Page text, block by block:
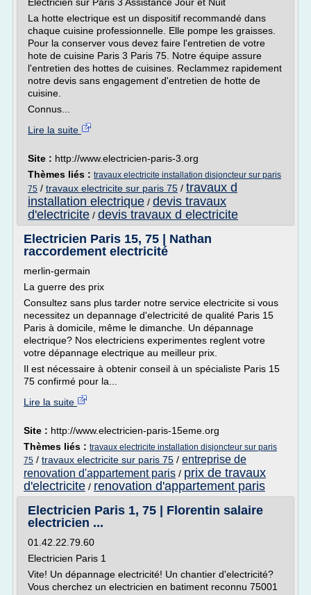
La hotte electrique est un dispositif recommandé dans
chaque cuisine professionnelle. Elle pompe les graisses.
Pour la conserver vous devez faire l'entretien de votre
hote de cuisine Paris 3 Paris 75. Notre équipe assure
l'entretien des hottes de cuisines. Reclammez rapidement
notre devis sans engagement d'entretien de hotte de
cuisine.
Connus...
Lire la suite
Site : http://www.electricien-paris-3.org
Thèmes liés : travaux electricite installation disjoncteur sur paris
75 / travaux electricite sur paris 75 / travaux d
installation electrique / devis travaux
d'electricite / devis travaux d electricite
Electricien Paris 15, 75 | Nathan
raccordement electricité
merlin-germain
La guerre des prix
Consultez sans plus tarder notre service electricite si vous
necessitez un depannage d'electricité de qualité Paris 15
Paris à domicile, même le dimanche. Un dépannage
electrique? Nos electriciens experimentes reglent votre
votre dépannage electrique au meilleur prix.
Il est nécessaire à obtenir conseil à un spécialiste Paris 15
75 confirmé pour la...
Lire la suite
Site : http://www.electricien-paris-15eme.org
Thèmes liés : travaux electricite installation disjoncteur sur paris
75 / travaux electricite sur paris 75 / entreprise de
renovation d'appartement paris / prix de travaux
d'electricite / renovation d'appartement paris
Electricien Paris 1, 75 | Florentin salaire
electricien ...
01.42.22.79.60
Electricien Paris 1
Vite! Un dépannage electricité! Un chantier d'electricité?
Vous cherchez un electricien en batiment reconnu 75001